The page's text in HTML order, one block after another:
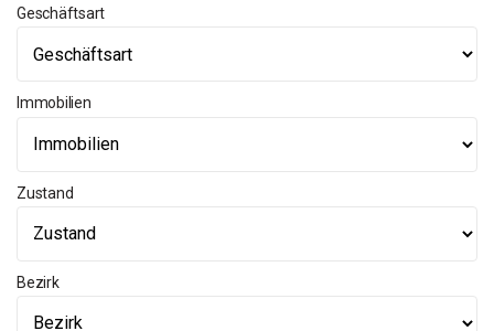
Geschäftsart
Immobilien
Zustand
Bezirk